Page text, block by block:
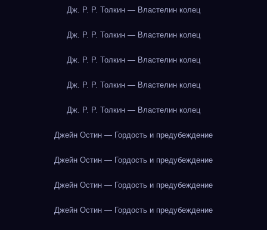
Дж. Р. Р. Толкин — Властелин колец
Дж. Р. Р. Толкин — Властелин колец
Дж. Р. Р. Толкин — Властелин колец
Дж. Р. Р. Толкин — Властелин колец
Дж. Р. Р. Толкин — Властелин колец
Джейн Остин — Гордость и предубеждение
Джейн Остин — Гордость и предубеждение
Джейн Остин — Гордость и предубеждение
Джейн Остин — Гордость и предубеждение